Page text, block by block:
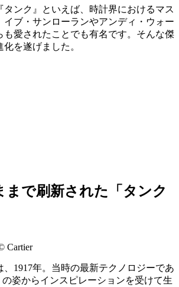
タンク』といえば、時計界におけるマス
イブ・サンローランやアンディ・ウォー
も愛されたことでも有名です。そんな傑
を遂げました。
まで刷新された「タンク
Cartier
、1917年。当時の最新テクノロジーであ
姿からインスピレーションを受けて生